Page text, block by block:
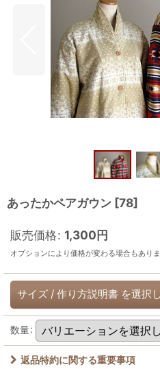
あったかペアガウン [78]
販売価格: 1,300円
オプションにより価格が変わる場合もありま
サイズ / 作り方説明書 を選択
数量:
返品特約に関する重要事項